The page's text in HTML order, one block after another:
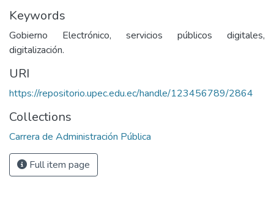
Keywords
Gobierno Electrónico, servicios públicos digitales,
digitalización.
URI
https://repositorio.upec.edu.ec/handle/123456789/2864
Collections
Carrera de Administración Pública
Full item page